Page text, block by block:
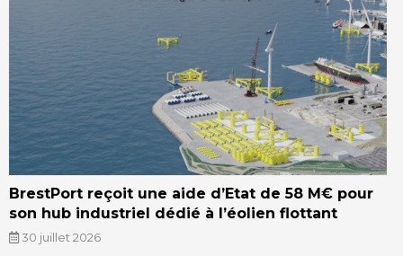
BrestPort reçoit une aide d’Etat de 58 M€ pour
son hub industriel dédié à l’éolien flottant
30 juillet 2026